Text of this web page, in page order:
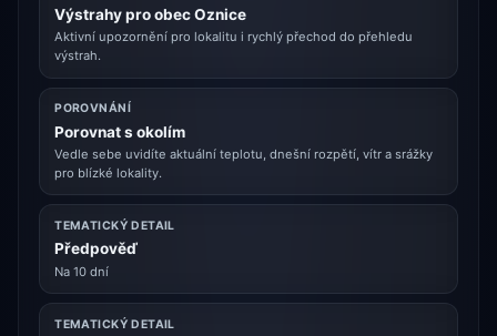
Výstrahy pro obec Oznice
Aktivní upozornění pro lokalitu i rychlý přechod do přehledu
výstrah.
POROVNÁNÍ
Porovnat s okolím
Vedle sebe uvidíte aktuální teplotu, dnešní rozpětí, vítr a srážky
pro blízké lokality.
TEMATICKÝ DETAIL
Předpověď
Na 10 dní
TEMATICKÝ DETAIL